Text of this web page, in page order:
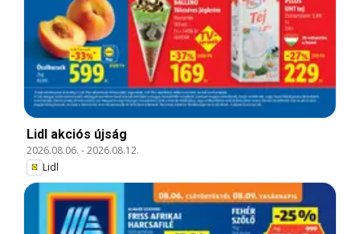
Lidl akciós újság
2026.08.06. -2026.08.12.
Lidl